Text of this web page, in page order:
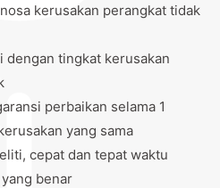
kerusakan perangkat tidak
dengan tingkat kerusakan
perbaikan selama 1
yang sama
cepat dan tepat waktu
benar